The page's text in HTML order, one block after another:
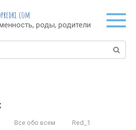
роды, родители
Все обо всем Red_1